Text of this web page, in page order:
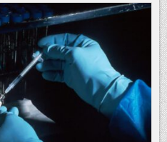
AUF
TROCKENKLOS
UM